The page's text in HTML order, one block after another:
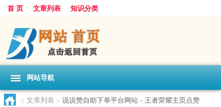
首 页 文章列表 知识分类
网站导航
> 文章列表 > 说说赞自助下单平台网站 - 王者荣耀主页点赞